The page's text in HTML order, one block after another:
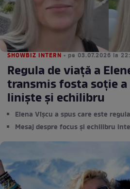
SHOWBIZ INTERN • pe 03.07.2026 la
Regula de viață a
transmis fosta soție a
liniște și echilibru
Elena Vîșcu a spus care este
Mesaj despre focus și echilibru